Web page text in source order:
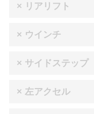
× リアリフト
× ウインチ
× サイドステップ
× 左アクセル